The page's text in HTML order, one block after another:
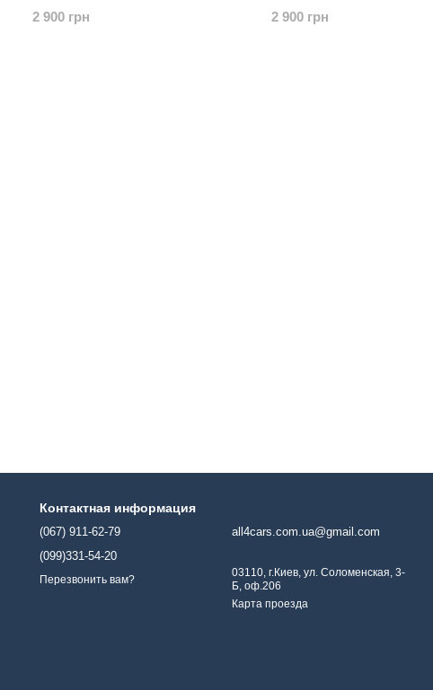
2 900 грн
2 900 грн
Контактная информация
(067) 911-62-79
(099)331-54-20
Перезвонить вам?
all4cars.com.ua@gmail.com
03110, г.Киев, ул. Соломенская, 3-
Б, оф.206
Карта проезда